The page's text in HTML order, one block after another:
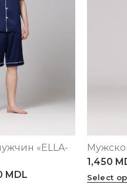
3XL 4XL
«ELLA-
MDL
S M L
1,450
Select